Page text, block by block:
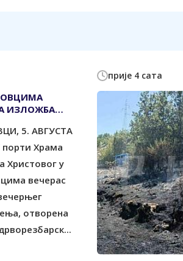
ИЗЛОЖБА
5. АВГУСТА
Храма
Христовог у
вечерас
отворена
прије 4 сата